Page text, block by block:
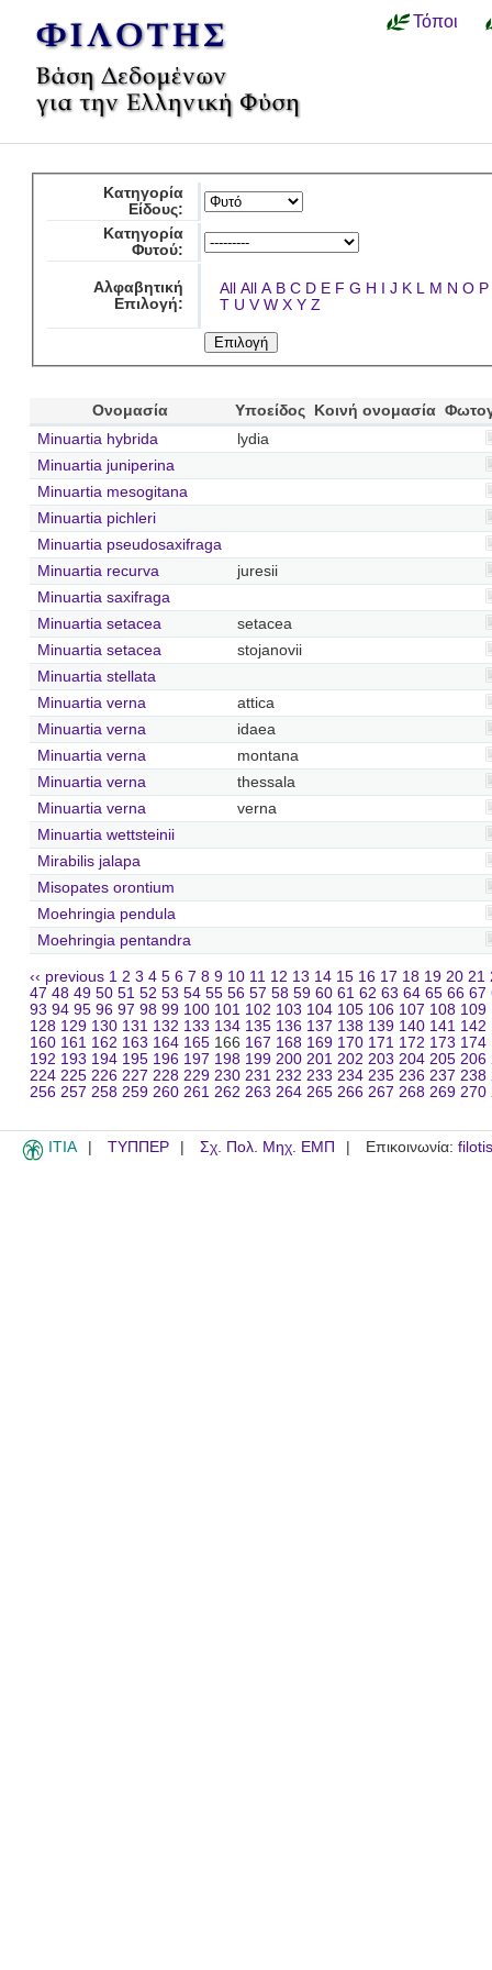
Τόποι
Κατηγορία
Είδους:
Κατηγορία
Φυτού:
Αλφαβητική
Επιλογή:
All All A B C D E F G H I J K L M N O P
T U V W X Y Z
Ονομασία Υποείδος Κοινή ονομασία
Minuartia hybrida
lydia
Minuartia juniperina
Minuartia mesogitana
Minuartia pichleri
Minuartia pseudosaxifraga
Minuartia recurva
juresii
Minuartia saxifraga
Minuartia setacea
setacea
Minuartia setacea
stojanovii
Minuartia stellata
Minuartia verna
attica
Minuartia verna
idaea
Minuartia verna
montana
Minuartia verna
thessala
Minuartia verna
verna
Minuartia wettsteinii
Mirabilis jalapa
Misopates orontium
Moehringia pendula
Moehringia pentandra
‹‹ previous 1 2 3 4 5 6 7 8 9 10 11 12 13 14 15 16 17 18 19 20 21
47 48 49 50 51 52 53 54 55 56 57 58 59 60 61 62 63 64 65 66 67
93 94 95 96 97 98 99 100 101 102 103 104 105 106 107 108 109
128 129 130 131 132 133 134 135 136 137 138 139 140 141 142
160 161 162 163 164 165 166 167 168 169 170 171 172 173 174
192 193 194 195 196 197 198 199 200 201 202 203 204 205 206
224 225 226 227 228 229 230 231 232 233 234 235 236 237 238
256 257 258 259 260 261 262 263 264 265 266 267 268 269 270
ITIA ΤΥΠΠΕΡ Σχ. Πολ. Μηχ. ΕΜΠ Επικοινωνία: